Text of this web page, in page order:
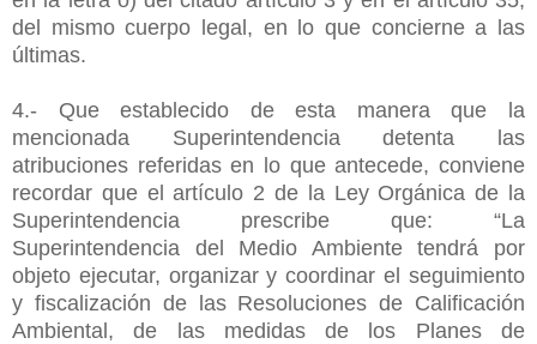
del mismo cuerpo legal, en lo que concierne a las
últimas.
4.- Que establecido de esta manera que la
mencionada Superintendencia detenta las
atribuciones referidas en lo que antecede, conviene
recordar que el artículo 2 de la Ley Orgánica de la
Superintendencia prescribe que: “La
Superintendencia del Medio Ambiente tendrá por
objeto ejecutar, organizar y coordinar el seguimiento
y fiscalización de las Resoluciones de Calificación
Ambiental, de las medidas de los Planes de